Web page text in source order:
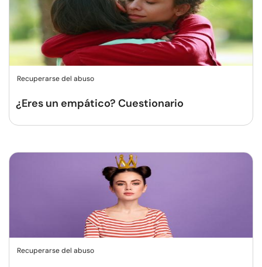
Recuperarse del abuso
¿Eres un empático? Cuestionario
Recuperarse del abuso